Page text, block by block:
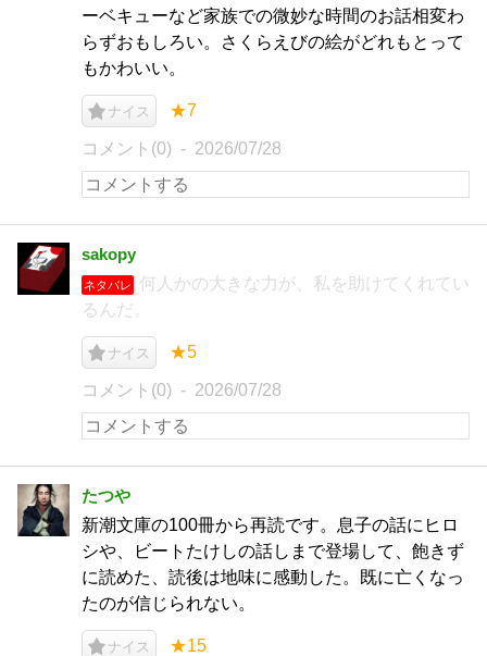
ーベキューなど家族での微妙な時間のお話相変わ
らずおもしろい。さくらえびの絵がどれもとって
もかわいい。
ナイス ★7
コメント(0) 2026/07/28
sakopy
ネタバレ
何人かの大きな力が、私を助けてくれてい
るんだ。
ナイス ★5
コメント(0) 2026/07/28
たつや
新潮文庫の100冊から再読です。息子の話にヒロ
シや、ビートたけしの話しまで登場して、飽きず
に読めた、読後は地味に感動した。既に亡くなっ
たのが信じられない。
ナイス ★15